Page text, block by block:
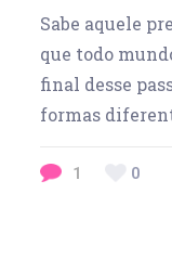
Sabe aquele
que todo
final desse
formas
1 0